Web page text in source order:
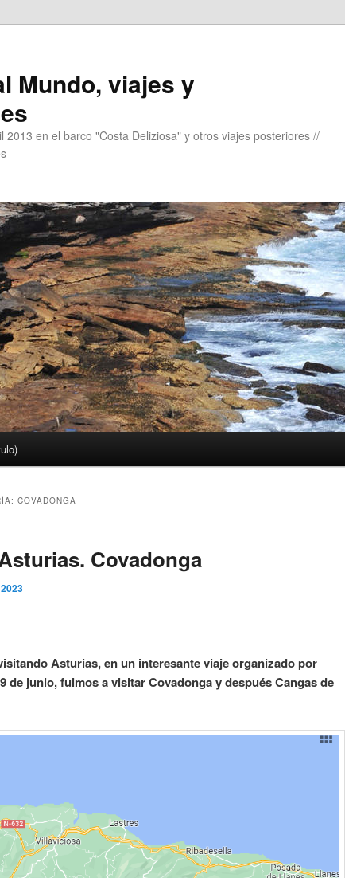
Mundo, viajes y
2013 en el barco "Costa Deliziosa" y otros viajes posteriores //
COVADONGA
Covadonga
Asturias, en un interesante viaje organizado por
de junio, fuimos a visitar Covadonga y después Cangas de